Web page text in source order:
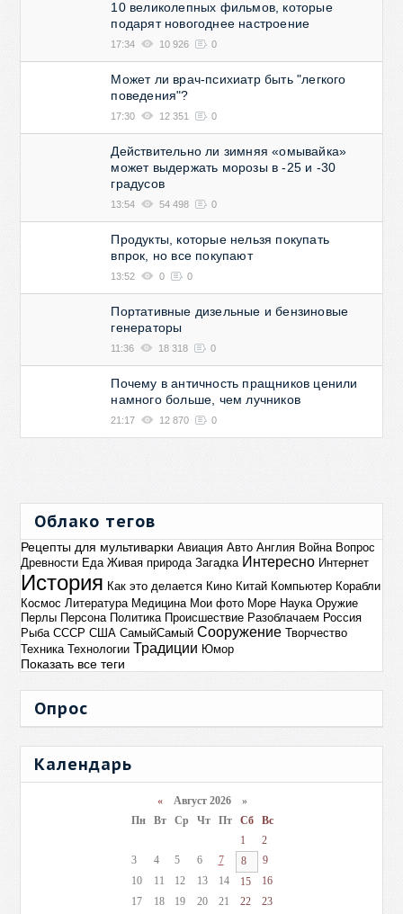
10 великолепных фильмов, которые
подарят новогоднее настроение
17:34 10 926 0
Может ли врач-психиатр быть "легкого
поведения"?
17:30 12 351 0
Действительно ли зимняя «омывайка»
может выдержать морозы в -25 и -30
градусов
13:54 54 498 0
Продукты, которые нельзя покупать
впрок, но все покупают
13:52 0 0
Портативные дизельные и бензиновые
генераторы
11:36 18 318 0
Почему в античность пращников ценили
намного больше, чем лучников
21:17 12 870 0
Облако тегов
Рецепты для мультиварки Авиация Авто Англия Война Вопрос
Древности Еда Живая природа Загадка Интересно Интернет
История Как это делается Кино Китай Компьютер Корабли
Космос Литература Медицина Мои фото Море Наука Оружие
Перлы Персона Политика Происшествие Разоблачаем Россия
Рыба СССР США СамыйСамый Сооружение Творчество
Техника Технологии Традиции Юмор
Показать все теги
Опрос
Календарь
«Август 2026 »
Пн
Вт Ср Чт Пт Сб
Вс
1
2
3
4 5 6 7 8
9
10
11 12 13 14 15
16
17
18 19 20 21 22
23